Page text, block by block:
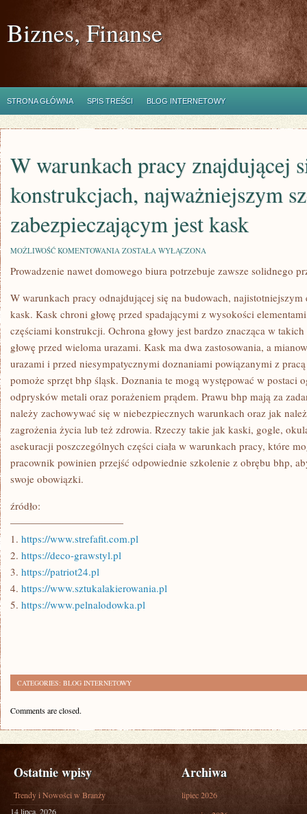
Biznes, Finanse
STRONA GŁÓWNA SPIS TREŚCI BLOG INTERNETOWY
W warunkach pracy znajdującej
konstrukcjach, najważniejszym
zabezpieczającym jest kask
MOŻLIWOŚĆ KOMENTOWANIA W
PRACY
NA
KONSTRUKCJACH,
NAJWAŻNIEJSZYM
SZCZEGÓŁEM
ZABEZPIECZAJĄCYM
JEST
KASK
ZOSTAŁA WYŁĄCZONA
Prowadzenie nawet domowego biura potrzebuje zawsze solidnego
W warunkach pracy odnajdującej się na budowach, najistotniejszym
kask. Kask chroni głowę przed spadającymi z wysokości
częściami konstrukcji. Ochrona głowy jest bardzo znacząca w
głowę przed wieloma urazami. Kask ma dwa zastosowania, a
urazami i przed niesympatycznymi doznaniami powiązanymi z
pomoże sprzęt bhp śląsk. Doznania te mogą występować w postaci
odprysków metali oraz porażeniem prądem. Prawu bhp mają za
należy zachowywać się w niebezpiecznych warunkach oraz jak
zagrożenia życia lub też zdrowia. Rzeczy takie jak kaski, gogle,
asekuracji poszczególnych części ciała w warunkach pracy, które
pracownik powinien przejść odpowiednie szkolenie z obrębu bhp,
swoje obowiązki.
źródło:
———————————
1. https://www.strefafit.com.pl
2. https://deco-grawstyl.pl
3. https://patriot24.pl
4. https://www.sztukalakierowania.pl
5. https://www.pelnalodowka.pl
CATEGORIES: BLOG INTERNETOWY
Comments are closed.
Ostatnie wpisy
Trendy i Nowości w Branży
14 lipca, 2026
Archiwa
lipiec 2026